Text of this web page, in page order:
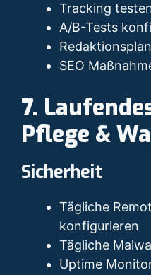
Tracking
A/B-Tests
SEO
7.
Pflege &
Sicherheit
Tägliche
konfigurieren
Tägliche
Uptime